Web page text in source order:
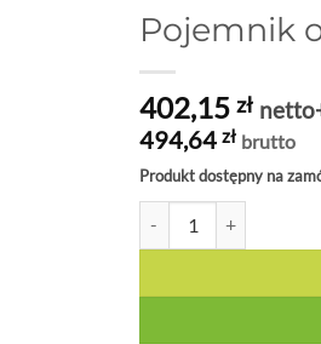
Pojemnik
402,15 zł
494,64 zł brutto
Produkt dostępny na